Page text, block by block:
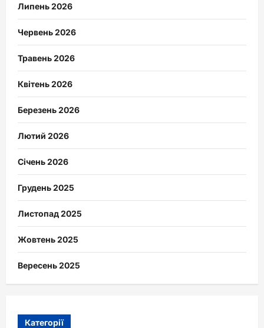
Липень 2026
Червень 2026
Травень 2026
Квітень 2026
Березень 2026
Лютий 2026
Січень 2026
Грудень 2025
Листопад 2025
Жовтень 2025
Вересень 2025
Категорії